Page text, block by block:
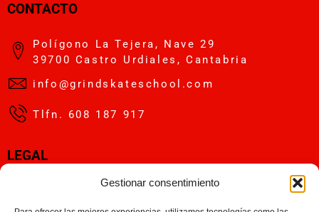
Gestionar consentimiento
CONTACTO
Polígono La Tejera, Nave 29
39700 Castro Urdiales, Cantabria
info@grindskateschool.com
Tlfn. 608 187 917
LEGAL
Política de Privacidad